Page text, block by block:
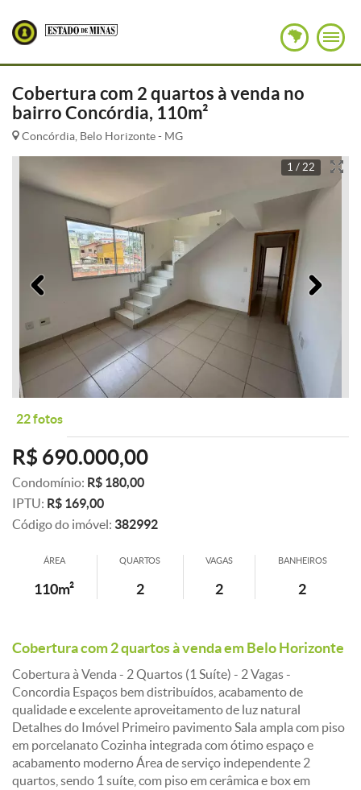
Cobertura com 2 quartos à venda no
bairro Concórdia, 110m²
Concórdia, Belo Horizonte - MG
1 / 22
Anterior
22 fotos
R$ 690.000,00
Condomínio: R$ 180,00
IPTU: R$ 169,00
Código do imóvel: 382992
ÁREA
110m²
QUARTOS
2
VAGAS
2
BANHEIROS
2
Cobertura com 2 quartos à venda em Belo Horizonte
Cobertura à Venda - 2 Quartos (1 Suíte) - 2 Vagas -
Concordia Espaços bem distribuídos, acabamento de
qualidade e excelente aproveitamento de luz natural
Detalhes do Imóvel Primeiro pavimento Sala ampla com piso
em porcelanato Cozinha integrada com ótimo espaço e
acabamento moderno Área de serviço independente 2
quartos, sendo 1 suíte, com piso em cerâmica e box em